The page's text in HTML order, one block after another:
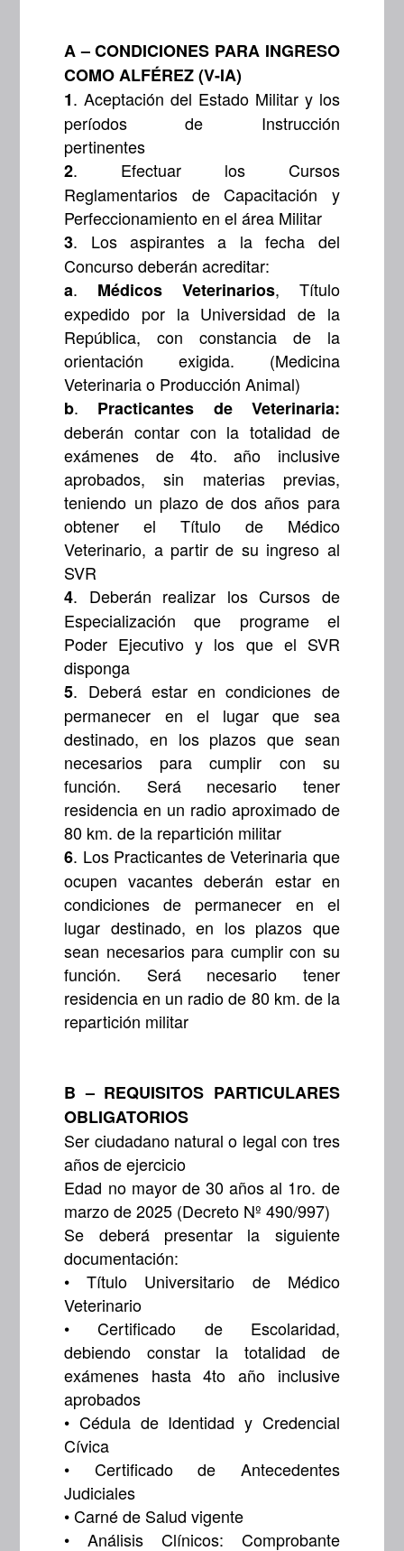
A – CONDICIONES PARA INGRESO
COMO ALFÉREZ (V-IA)
1. Aceptación del Estado Militar y los
períodos de Instrucción
pertinentes
2. Efectuar los Cursos
Reglamentarios de Capacitación y
Perfeccionamiento en el área Militar
3. Los aspirantes a la fecha del
Concurso deberán acreditar:
a. Médicos Veterinarios, Título
expedido por la Universidad de la
República, con constancia de la
orientación exigida. (Medicina
Veterinaria o Producción Animal)
b. Practicantes de Veterinaria:
deberán contar con la totalidad de
exámenes de 4to. año inclusive
aprobados, sin materias previas,
teniendo un plazo de dos años para
obtener el Título de Médico
Veterinario, a partir de su ingreso al
SVR
4. Deberán realizar los Cursos de
Especialización que programe el
Poder Ejecutivo y los que el SVR
disponga
5. Deberá estar en condiciones de
permanecer en el lugar que sea
destinado, en los plazos que sean
necesarios para cumplir con su
función. Será necesario tener
residencia en un radio aproximado de
80 km. de la repartición militar
6. Los Practicantes de Veterinaria que
ocupen vacantes deberán estar en
condiciones de permanecer en el
lugar destinado, en los plazos que
sean necesarios para cumplir con su
función. Será necesario tener
residencia en un radio de 80 km. de la
repartición militar
B – REQUISITOS PARTICULARES
OBLIGATORIOS
Ser ciudadano natural o legal con tres
años de ejercicio
Edad no mayor de 30 años al 1ro. de
marzo de 2025 (Decreto Nº 490/997)
Se deberá presentar la siguiente
documentación:
• Título Universitario de Médico
Veterinario
• Certificado de Escolaridad,
debiendo constar la totalidad de
exámenes hasta 4to año inclusive
aprobados
• Cédula de Identidad y Credencial
Cívica
• Certificado de Antecedentes
Judiciales
• Carné de Salud vigente
• Análisis Clínicos: Comprobante